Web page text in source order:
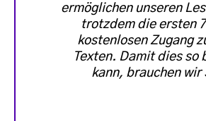
ermöglichen unseren
trotzdem die ersten
kostenlosen Zugang
Texten. Damit dies so
kann, brauchen wir